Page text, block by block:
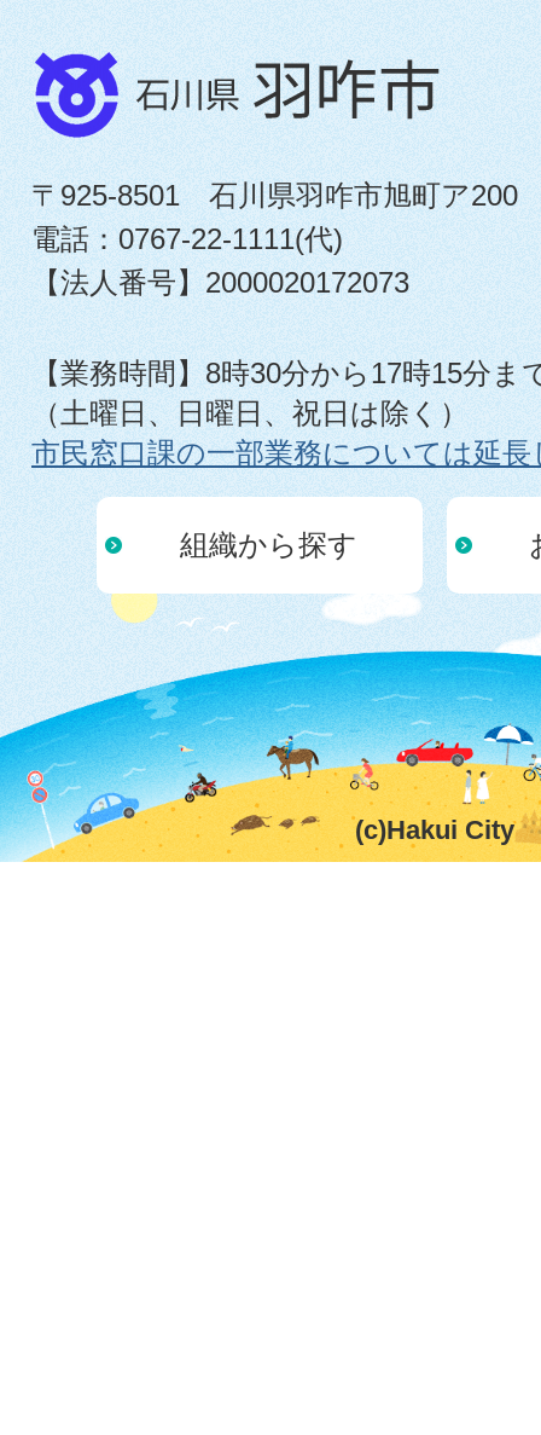
〒925-8501 石川県羽咋市旭町ア200
電話：0767-22-1111(代)
【法人番号】2000020172073
【業務時間】8時30分から17時15分ま
（土曜日、日曜日、祝日は除く）
市民窓口課の一部業務については延
組織から探す
(c)Hakui City